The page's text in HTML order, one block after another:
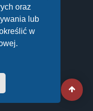
oraz
lub
w